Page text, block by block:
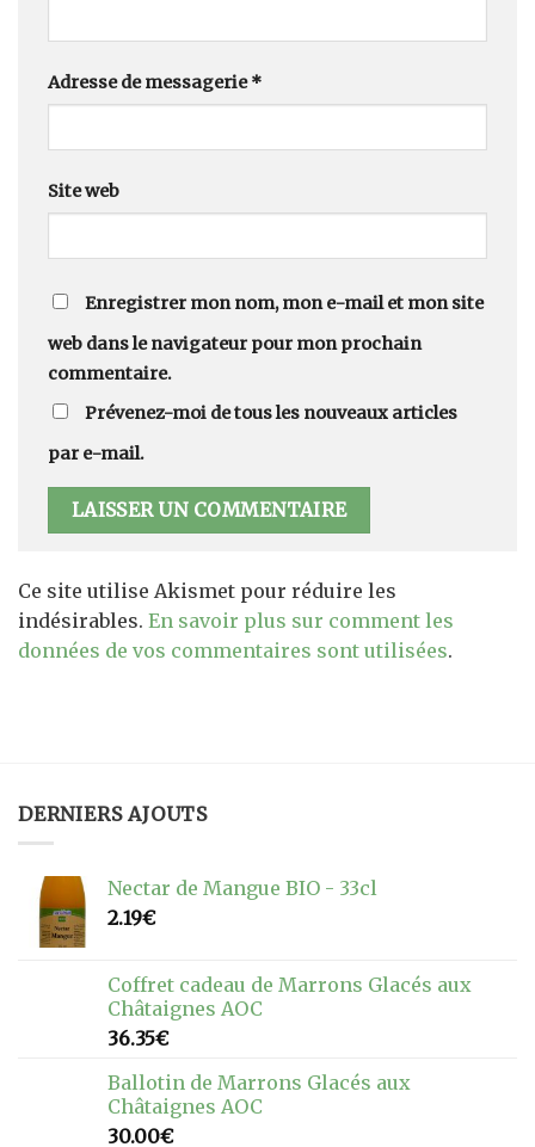
Adresse de messagerie*
Site web
Enregistrer mon nom, mon e-mail et mon site
web dans le navigateur pour mon prochain
commentaire.
Prévenez-moi de tous les nouveaux articles
par e-mail.
Ce site utilise Akismet pour réduire les
indésirables. En savoir plus sur comment les
données de vos commentaires sont utilisées.
DERNIERS AJOUTS
Nectar de Mangue BIO - 33cl
2.19€
Coffret cadeau de Marrons Glacés aux
Châtaignes AOC
36.35€
Ballotin de Marrons Glacés aux
Châtaignes AOC
30.00€